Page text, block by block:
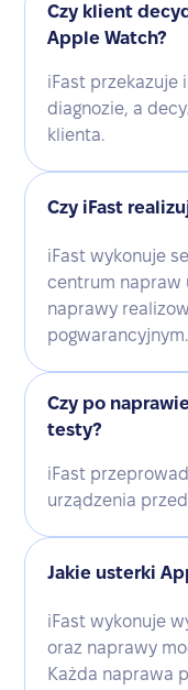
Czy klient
Apple Watch?
iFast przekazuje
diagnozie, a
klienta.
Czy iFast
iFast wykonuje
centrum napraw
naprawy
pogwarancyjnym.
Czy po
testy?
iFast
urządzenia
Jakie usterki
iFast wykonuje
oraz naprawy
Każda naprawa